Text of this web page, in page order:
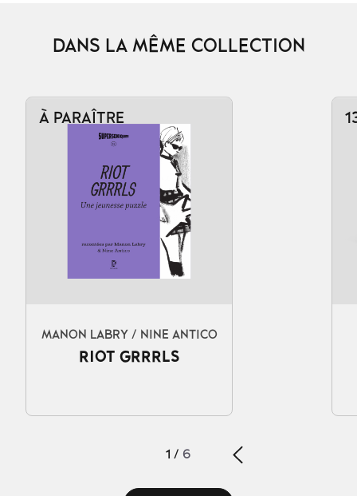
DANS LA MÊME COLLECTION
À PARAÎTRE
MANON LABRY / NINE ANTICO
RIOT GRRRLS
Ajouter au panier
1 / 6